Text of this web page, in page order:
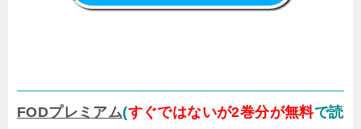
FODプレミアム(すぐではないが2巻分が無料で読